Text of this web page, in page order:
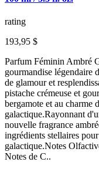
rating
193,95 $
Parfum Féminin Ambré
gourmandise légendaire
de glamour et
pistache crémeuse et
bergamote et au charme
galactique.Rayonnant
nouvelle fragrance
ingrédients stellaires
galactique.Notes
Notes de C..